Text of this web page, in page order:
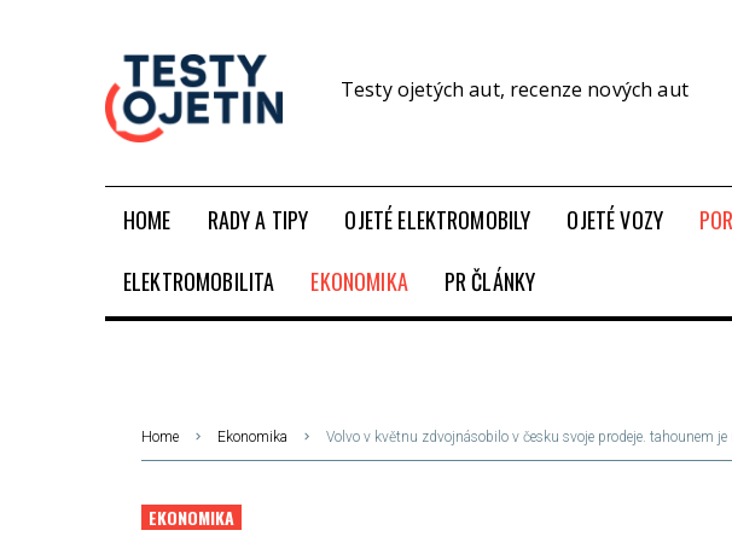
Testy ojetých aut, recenze nových aut
HOME RADY A TIPY OJETÉ ELEKTROMOBILY OJETÉ VOZY
ELEKTROMOBILITA
EKONOMIKA PR ČLÁNKY
Home Ekonomika Volvo v květnu zdvojnásobilo v česku svoje prodeje. tahounem
EKONOMIKA